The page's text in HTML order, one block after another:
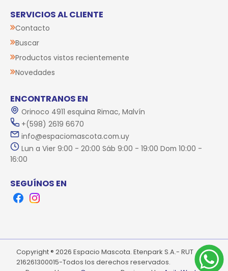
SERVICIOS AL CLIENTE
Contacto
Buscar
Productos vistos recientemente
Novedades
ENCONTRANOS EN
Orinoco 4911 esquina Rimac, Malvín
+(598) 2619 6670
info@espaciomascota.com.uy
Lun a Vier 9:00 - 20:00 Sáb 9:00 - 19:00 Dom 10:00 -
16:00
SEGUÍNOS EN
FacebookInstagram
Copyright ® 2026 Espacio Mascota. Etenpark S.A.- RUT
216261300015-Todos los derechos reservados.